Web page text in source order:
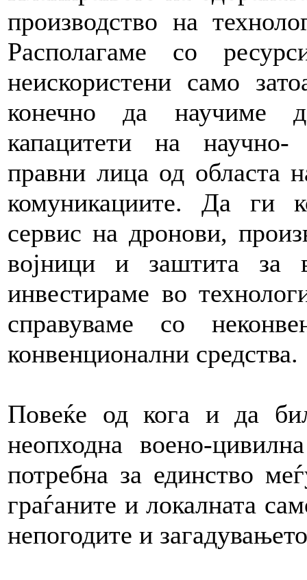
производство на
Располагаме со
неискористени само
конечно да научиме
капацитети на научно-
правни лица од областа
комуникациите. Да ги
сервис на дронови,
војници и заштита за
инвестираме во
справуваме со
конвенционални средства.
Повеќе од кога и да
неопходна воено-
потребна за единство
граѓаните и локалната
непогодите и